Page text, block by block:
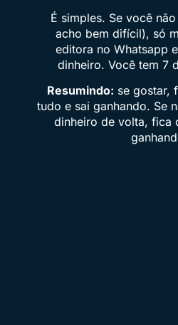
É simples. Se você
acho bem difícil), só
editora no Whatsapp
dinheiro. Você tem 7
Resumindo: se gostar,
tudo e sai ganhando. Se
dinheiro de volta, fica